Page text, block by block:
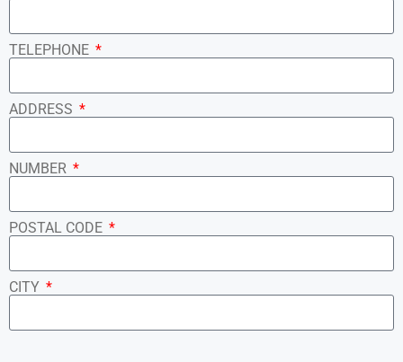
TELEPHONE
ADDRESS
NUMBER
POSTAL CODE
CITY